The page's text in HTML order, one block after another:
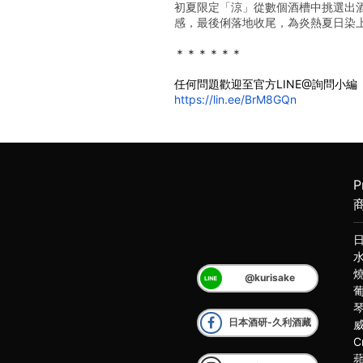
初夏限定「涼」從數個酒槽中挑選出
感，最後俐落地收尾，為炎熱夏日染
＊＊＊＊＊＊
任何問題歡迎至官方LINE@詢問小編
https://lin.ee/BrM8GQn
@kurisake
日本酒研-久利酒藏